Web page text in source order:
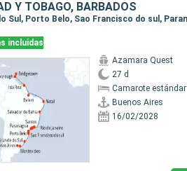
Y TOBAGO, BARBADOS
incluidas
Azamara Quest
27 d
Camarote estándar
Buenos Aires
16/02/2028